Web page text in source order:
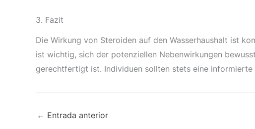
3. Fazit
Die Wirkung von Steroiden auf den Wasserhaushalt ist
ist wichtig, sich der potenziellen Nebenwirkungen
gerechtfertigt ist. Individuen sollten stets eine
← Entrada anterior